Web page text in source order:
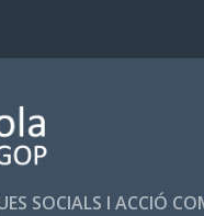
SOCIALS I ACCIÓ